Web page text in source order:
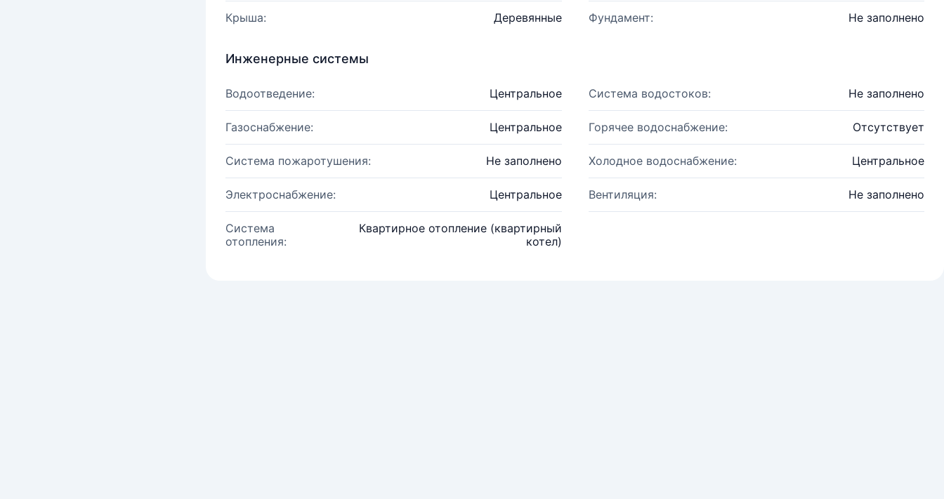
Крыша: Деревянные Фундамент: Не заполнено
Инженерные системы
Водоотведение: Центральное Система водостоков: Не заполнено
Газоснабжение: Центральное Горячее водоснабжение: Отсутствует
Система пожаротушения: Не заполнено Холодное водоснабжение: Центральное
Электроснабжение: Центральное Вентиляция: Не заполнено
Система
отопления:
Квартирное отопление (квартирный
котел)